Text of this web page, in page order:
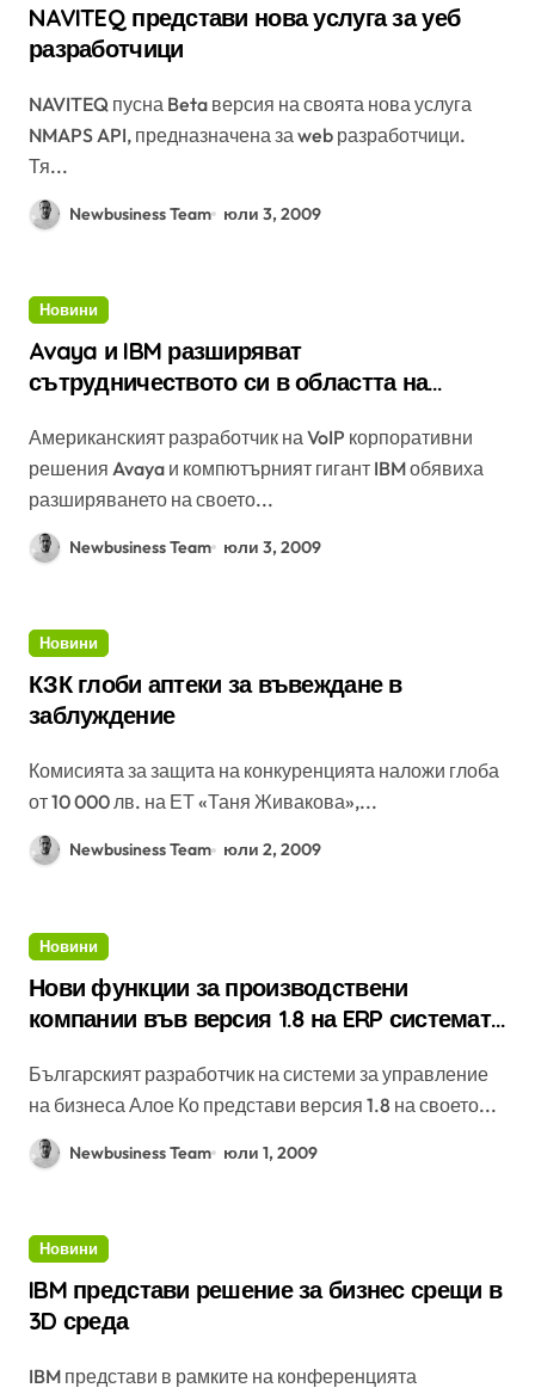
NAVITEQ представи нова услуга за уеб
разработчици
NAVITEQ пусна Beta версия на своята нова услуга
NMAPS API, предназначена за web разработчици.
Тя...
Newbusiness Team юли 3, 2009
Новини
Avaya и IBM разширяват
сътрудничеството си в областта на
Американският разработчик на VoIP корпоративни
решения Avaya и компютърният гигант IBM обявиха
разширяването на своето...
Newbusiness Team юли 3, 2009
Новини
КЗК глоби аптеки за въвеждане в
заблуждение
Комисията за защита на конкуренцията наложи глоба
от 10 000 лв. на ЕТ «Таня Живакова»,...
Newbusiness Team юли 2, 2009
Новини
Нови функции за производствени
компании във версия 1.8 на ERP системата
Българският разработчик на системи за управление
на бизнеса Алое Ко представи версия 1.8 на своето...
Newbusiness Team юли 1, 2009
Новини
IBM представи решение за бизнес срещи в
3D среда
IBM представи в рамките на конференцията